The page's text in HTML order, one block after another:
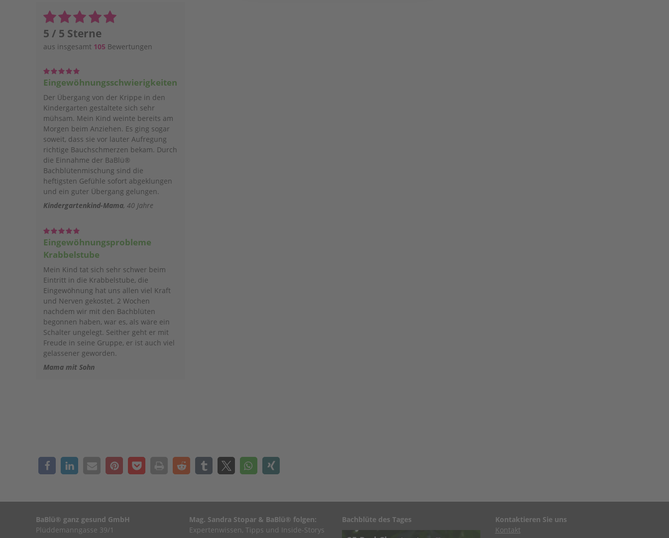
5 / 5 Sterne
aus insgesamt 105 Bewertungen
Eingewöhnungsschwierigkeiten
Der Übergang von der Krippe in den
Kindergarten gestaltete sich sehr
mühsam. Mein Kind weinte bereits am
Morgen beim Anziehen. Es ging sogar
soweit, dass sie vor lauter Aufregung
richtige Bauchschmerzen bekam. Durch
die Einnahme der BaBlü®
Bachblütenmischung sind die
heftigsten Gefühle sofort abgeklungen
und ein guter Übergang gelungen.
Kindergartenkind-Mama 40 Jahre
Eingewöhnungsprobleme
Krabbelstube
Mein Kind tat sich sehr schwer beim
Eintritt in die Krabbelstube, die
Eingewöhnung hat uns allen viel Kraft
und Nerven gekostet. 2 Wochen
nachdem wir mit den Bachblüten
begonnen haben, war es, als wäre ein
Schalter ungelegt. Seither geht er mit
Freude in seine Gruppe, er ist auch viel
gelassener geworden.
Mama mit Sohn
BaBlü® ganz gesund GmbH
Plüddemanngasse 39/1
Mag. Sandra Stopar & BaBlü® folgen:
Expertenwissen, Tipps und Inside-Storys
Bachblüte des Tages
Kontaktieren Sie uns
Kontakt